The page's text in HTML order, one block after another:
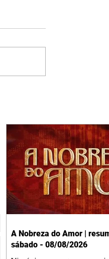
A Nobreza do Amor |
sábado - 08/08/2026